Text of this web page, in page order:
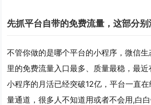
先抓平台自带的免费流量，这部分别
不管你做的是哪个平台的小程序，微信
里的免费流量入口最多、质量最稳，最
小程序的月活已经突破12亿，平台一直
量通道，很多人不知道用或者不会用,白白